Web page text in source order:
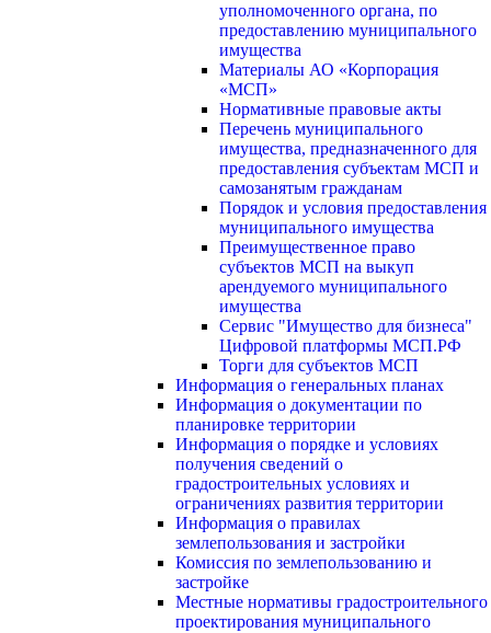
уполномоченного органа, по
предоставлению муниципального
имущества
Материалы АО «Корпорация
«МСП»
Нормативные правовые акты
Перечень муниципального
имущества, предназначенного для
предоставления субъектам МСП и
самозанятым гражданам
Порядок и условия предоставления
муниципального имущества
Преимущественное право
субъектов МСП на выкуп
арендуемого муниципального
имущества
Сервис "Имущество для бизнеса"
Цифровой платформы МСП.РФ
Торги для субъектов МСП
Информация о генеральных планах
Информация о документации по
планировке территории
Информация о порядке и условиях
получения сведений о
градостроительных условиях и
ограничениях развития территории
Информация о правилах
землепользования и застройки
Комиссия по землепользованию и
застройке
Местные нормативы градостроительного
проектирования муниципального